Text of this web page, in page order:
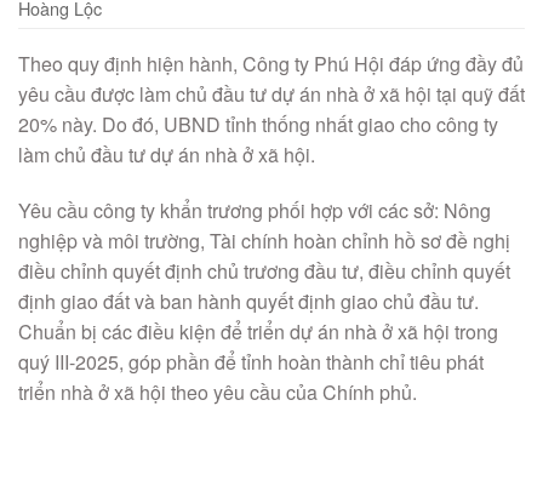
Hoàng Lộc
Theo quy định hiện hành, Công ty Phú Hội đáp ứng đầy đủ
yêu cầu được làm chủ đầu tư dự án nhà ở xã hội tại quỹ đất
20% này. Do đó, UBND tỉnh thống nhất giao cho công ty
làm chủ đầu tư dự án nhà ở xã hội.
Yêu cầu công ty khẩn trương phối hợp với các sở: Nông
nghiệp và môi trường, Tài chính hoàn chỉnh hồ sơ đề nghị
điều chỉnh quyết định chủ trương đầu tư, điều chỉnh quyết
định giao đất và ban hành quyết định giao chủ đầu tư.
Chuẩn bị các điều kiện để triển dự án nhà ở xã hội trong
quý III-2025, góp phần để tỉnh hoàn thành chỉ tiêu phát
triển nhà ở xã hội theo yêu cầu của Chính phủ.